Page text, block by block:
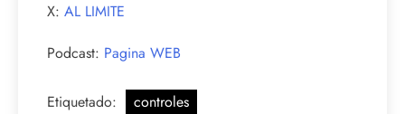
X: AL LIMITE
Podcast: Pagina WEB
Etiquetado:
controles